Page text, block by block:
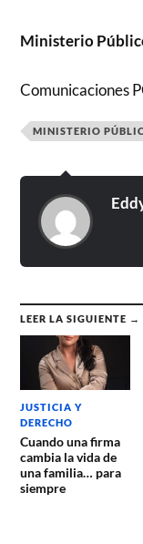
Ministerio
Comunicaciones
MINISTERIO
LEER LA SIGUIENTE →
JUSTICIA Y
DERECHO
Cuando una firma
cambia la vida de
una familia… para
siempre